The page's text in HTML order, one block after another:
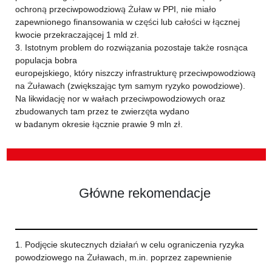
ochroną przeciwpowodziową Żuław w PPI, nie miało
zapewnionego finansowania w części lub całości w łącznej
kwocie przekraczającej 1 mld zł.
3. Istotnym problem do rozwiązania pozostaje także rosnąca
populacja bobra
europejskiego, który niszczy infrastrukturę przeciwpowodziową
na Żuławach (zwiększając tym samym ryzyko powodziowe).
Na likwidację nor w wałach przeciwpowodziowych oraz
zbudowanych tam przez te zwierzęta wydano
w badanym okresie łącznie prawie 9 mln zł.
Główne rekomendacje
1. Podjęcie skutecznych działań w celu ograniczenia ryzyka
powodziowego na Żuławach, m.in. poprzez zapewnienie